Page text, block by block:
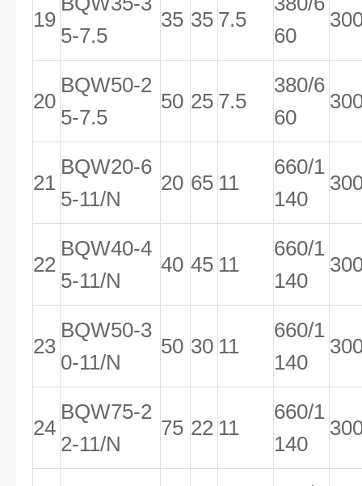
19
5-7.5
35 35 7.5
60
20
BQW50-2
5-7.5
50 25 7.5
380/6
60
21
BQW20-6
5-11/N
20 65 11
660/1
140
22
BQW40-4
5-11/N
40 45 11
660/1
140
23
BQW50-3
0-11/N
50 30 11
660/1
140
24
BQW75-2
2-11/N
75 22 11
660/1
140